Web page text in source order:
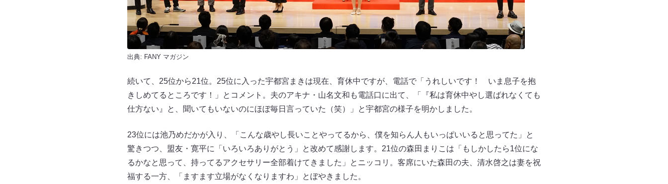
出典: FANY マガジン
続いて、25位から21位。25位に入った宇都宮まきは現在、育休中ですが、電話で「うれしいです！ いま息子を抱
きしめてるところです！」とコメント。夫のアキナ・山名文和も電話口に出て、「『私は育休中やし選ばれなくても
仕方ない』と、聞いてもいないのにほぼ毎日言っていた（笑）」と宇都宮の様子を明かしました。
23位には池乃めだかが入り、「こんな歳やし長いことやってるから、僕を知らん人もいっぱいいると思ってた」と
驚きつつ、盟友・寛平に「いろいろありがとう」と改めて感謝します。21位の森田まりこは「もしかしたら1位にな
るかなと思って、持ってるアクセサリー全部着けてきました」とニッコリ。客席にいた森田の夫、清水啓之は妻を祝
福する一方、「ますます立場がなくなりますわ」とぼやきました。